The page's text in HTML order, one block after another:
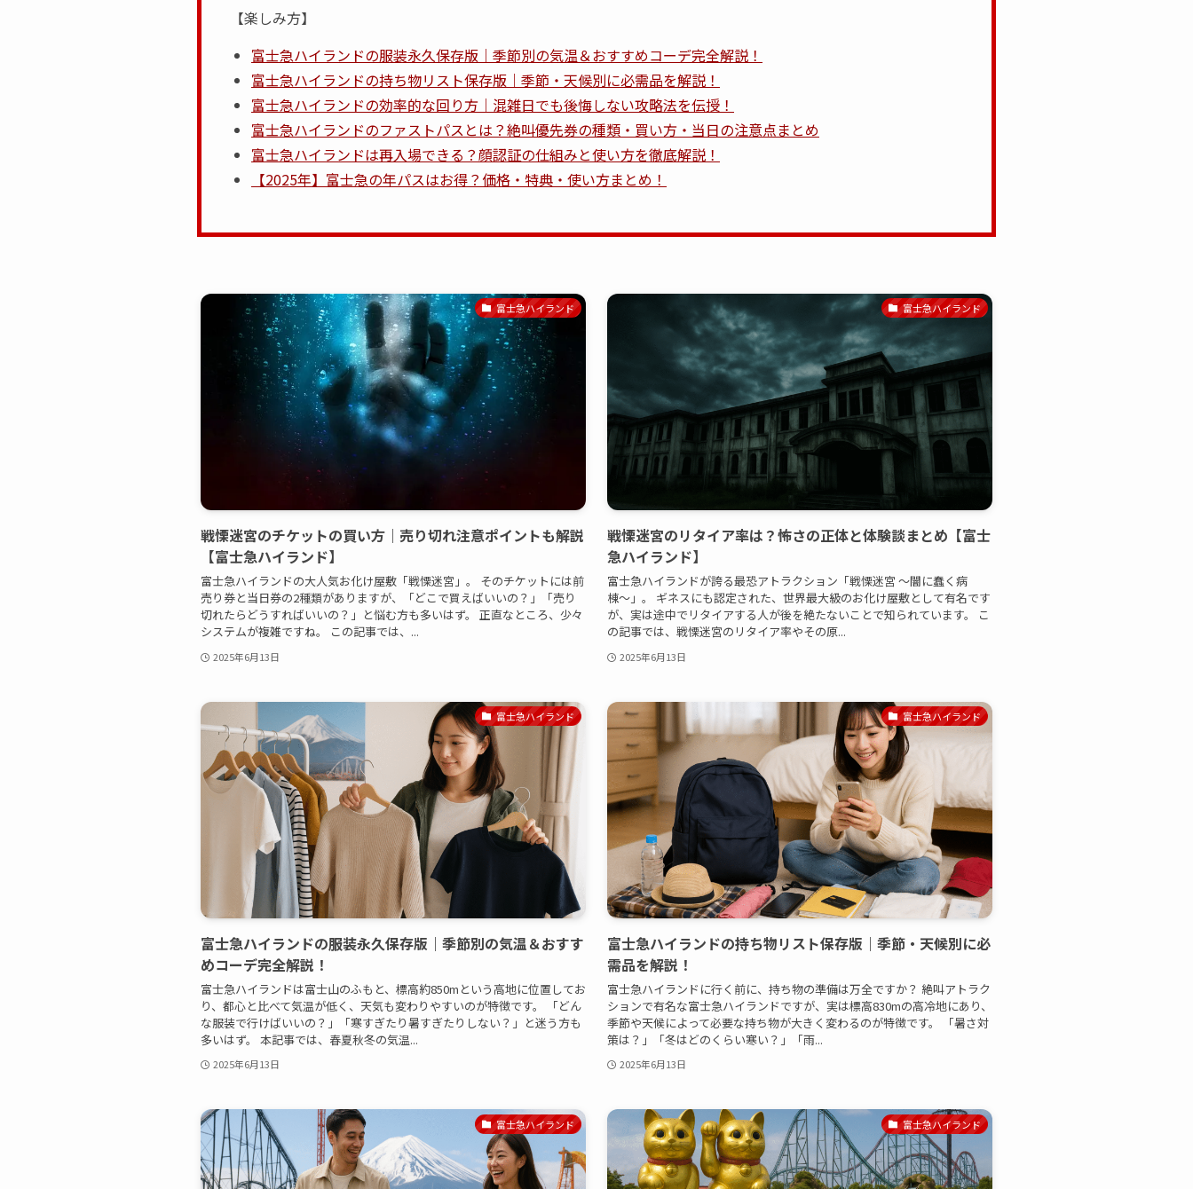
【楽しみ方】
富士急ハイランドの服装永久保存版｜季節別の気温＆おすすめコーデ完全解説！
富士急ハイランドの持ち物リスト保存版｜季節・天候別に必需品を解説！
富士急ハイランドの効率的な回り方｜混雑日でも後悔しない攻略法を伝授！
富士急ハイランドのファストパスとは？絶叫優先券の種類・買い方・当日の注意点まとめ
富士急ハイランドは再入場できる？顔認証の仕組みと使い方を徹底解説！
【2025年】富士急の年パスはお得？価格・特典・使い方まとめ！
富士急ハイランド
戦慄迷宮のチケットの買い方｜売り切れ注意ポイントも解説
【富士急ハイランド】
富士急ハイランドの大人気お化け屋敷「戦慄迷宮」。 そのチケットには前
売り券と当日券の2種類がありますが、「どこで買えばいいの？」「売り
切れたらどうすればいいの？」と悩む方も多いはず。 正直なところ、少々
システムが複雑ですね。 この記事では、...
2025年6月13日
富士急ハイランド
戦慄迷宮のリタイア率は？怖さの正体と体験談まとめ【富士
急ハイランド】
富士急ハイランドが誇る最恐アトラクション「戦慄迷宮 〜闇に蠢く病
棟〜」。 ギネスにも認定された、世界最大級のお化け屋敷として有名です
が、実は途中でリタイアする人が後を絶たないことで知られています。 こ
の記事では、戦慄迷宮のリタイア率やその原...
2025年6月13日
富士急ハイランド
富士急ハイランドの服装永久保存版｜季節別の気温＆おすす
めコーデ完全解説！
富士急ハイランドは富士山のふもと、標高約850mという高地に位置してお
り、都心と比べて気温が低く、天気も変わりやすいのが特徴です。 「どん
な服装で行けばいいの？」「寒すぎたり暑すぎたりしない？」と迷う方も
多いはず。 本記事では、春夏秋冬の気温...
2025年6月13日
富士急ハイランド
富士急ハイランドの持ち物リスト保存版｜季節・天候別に必
需品を解説！
富士急ハイランドに行く前に、持ち物の準備は万全ですか？ 絶叫アトラク
ションで有名な富士急ハイランドですが、実は標高830mの高冷地にあり、
季節や天候によって必要な持ち物が大きく変わるのが特徴です。 「暑さ対
策は？」「冬はどのくらい寒い？」「雨...
2025年6月13日
富士急ハイランド 富士急ハイランド